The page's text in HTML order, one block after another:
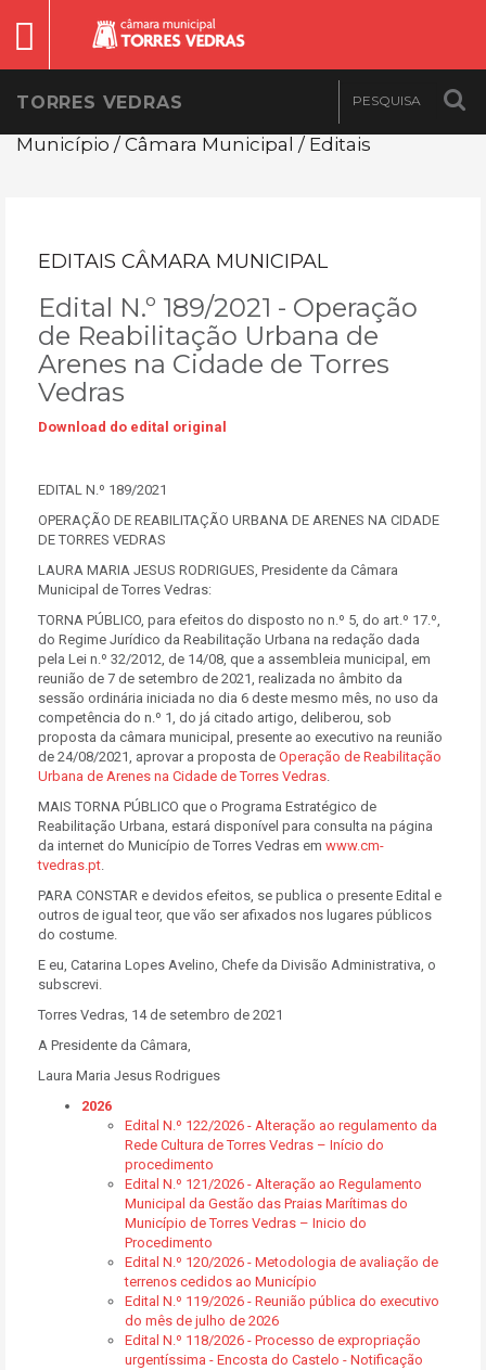
TORRES VEDRAS
Município / Câmara Municipal / Editais
EDITAIS CÂMARA MUNICIPAL
Edital N.º 189/2021 - Operação
de Reabilitação Urbana de
Arenes na Cidade de Torres
Vedras
Download do edital original
EDITAL N.º 189/2021
OPERAÇÃO DE REABILITAÇÃO URBANA DE ARENES NA CIDADE
DE TORRES VEDRAS
LAURA MARIA JESUS RODRIGUES, Presidente da Câmara
Municipal de Torres Vedras:
TORNA PÚBLICO, para efeitos do disposto no n.º 5, do art.º 17.º,
do Regime Jurídico da Reabilitação Urbana na redação dada
pela Lei n.º 32/2012, de 14/08, que a assembleia municipal, em
reunião de 7 de setembro de 2021, realizada no âmbito da
sessão ordinária iniciada no dia 6 deste mesmo mês, no uso da
competência do n.º 1, do já citado artigo, deliberou, sob
proposta da câmara municipal, presente ao executivo na reunião
de 24/08/2021, aprovar a proposta de Operação de Reabilitação
Urbana de Arenes na Cidade de Torres Vedras.
MAIS TORNA PÚBLICO que o Programa Estratégico de
Reabilitação Urbana, estará disponível para consulta na página
da internet do Município de Torres Vedras em www.cm-
tvedras.pt.
PARA CONSTAR e devidos efeitos, se publica o presente Edital e
outros de igual teor, que vão ser afixados nos lugares públicos
do costume.
E eu, Catarina Lopes Avelino, Chefe da Divisão Administrativa, o
subscrevi.
Torres Vedras, 14 de setembro de 2021
A Presidente da Câmara,
Laura Maria Jesus Rodrigues
2026
Edital N.º 122/2026 - Alteração ao regulamento da
Rede Cultura de Torres Vedras – Início do
procedimento
Edital N.º 121/2026 - Alteração ao Regulamento
Municipal da Gestão das Praias Marítimas do
Município de Torres Vedras – Inicio do
Procedimento
Edital N.º 120/2026 - Metodologia de avaliação de
terrenos cedidos ao Município
Edital N.º 119/2026 - Reunião pública do executivo
do mês de julho de 2026
Edital N.º 118/2026 - Processo de expropriação
urgentíssima - Encosta do Castelo - Notificação